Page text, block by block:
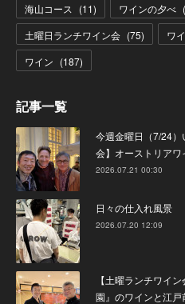
海山コース
(11) ワインの夕べ (
土曜日ランチワイン会 (75) ワ
ワイン (187)
記事一覧
今週金曜日（7/24
会】オーストリア
2026.07.21 00:30
日々の仕入れ風景
2026.07.20 12:09
【土曜ランチワイ
園』のワインと江戸